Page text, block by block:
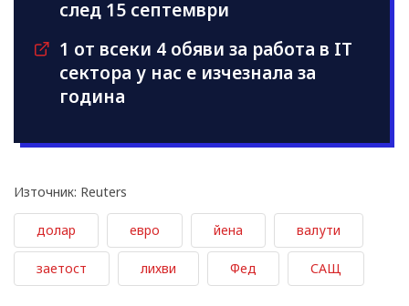
след 15 септември
1 от всеки 4 обяви за работа в IT
сектора у нас е изчезнала за
година
Източник: Reuters
долар евро йена валути
заетост лихви Фед САЩ